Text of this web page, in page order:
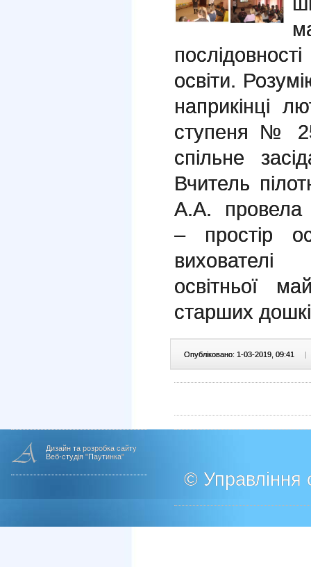
освіти.
наприкінці
ступеня №
спільне
Вчитель
А.А. провела
– простір
освітньої
старших
Опубліковано: 1-03-2019, 09:41 |
Дизайн та розробка сайту
Веб-студія "Паутинка"
© Управління